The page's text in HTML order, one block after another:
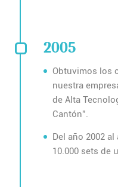
2005
Obtuvimos los
nuestra
de Alta
Cantón”.
Del año 2002
10.000 sets de